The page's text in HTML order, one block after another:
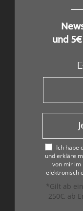
und
Ich habe
und erkläre
von mir im
elektronisch
*Gilt ab
250€, ab